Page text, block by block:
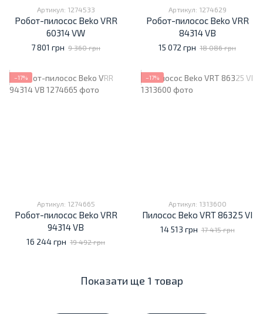
Артикул: 1274533
Робот-пилосос Beko VRR
60314 VW
7 801 грн 9 360 грн
Артикул: 1274629
Робот-пилосос Beko VRR
84314 VB
15 072 грн 18 086 грн
−17%
Артикул: 1274665
Робот-пилосос Beko VRR
94314 VB
16 244 грн 19 492 грн
−17%
Артикул: 1313600
Пилосос Beko VRT 86325 VI
14 513 грн 17 415 грн
Показати ще 1 товар